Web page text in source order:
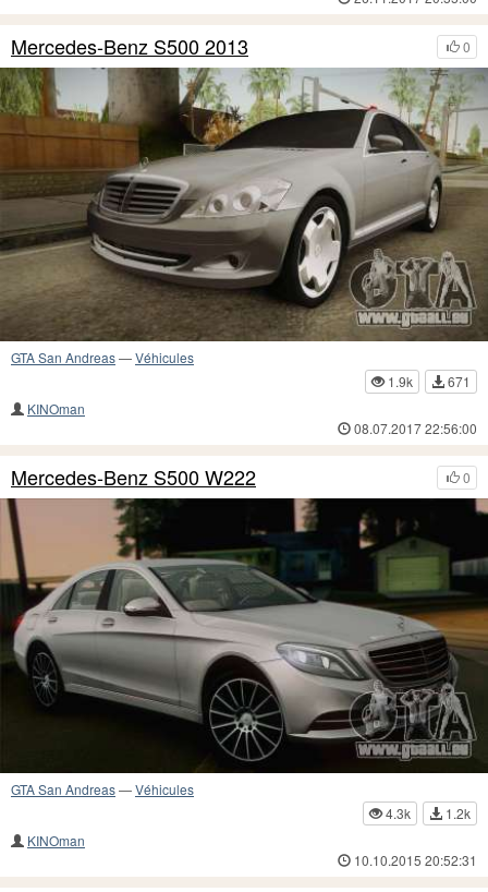
0
Mercedes-Benz S500 2013
GTA San Andreas—Véhicules
1.9k
671
KINOman
08.07.2017 22:56:00
0
Mercedes-Benz S500 W222
GTA San Andreas—Véhicules
4.3k
1.2k
KINOman
10.10.2015 20:52:31